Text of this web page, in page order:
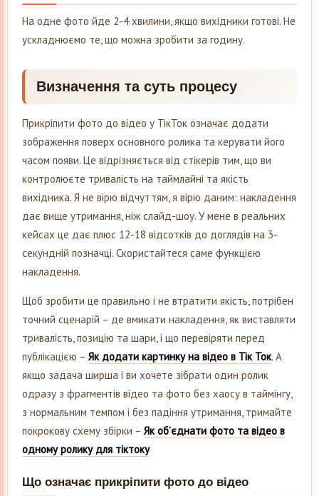
На одне фото йде 2-4 хвилини, якщо вихідники готові. Не
ускладнюємо те, що можна зробити за годину.
Визначення та суть процесу
Прикріпити фото до відео у ТікТок означає додати
зображення поверх основного ролика та керувати його
часом появи. Це відрізняється від стікерів тим, що ви
контролюєте тривалість на таймлайні та якість
вихідника. Я не вірю відчуттям, я вірю даним: накладення
дає вище утримання, ніж слайд-шоу. У мене в реальних
кейсах це дає плюс 12-18 відсотків до доглядів на 3-
секундній позначці. Скористайтеся саме функцією
накладення.
Щоб зробити це правильно і не втратити якість, потрібен
точний сценарій – де вмикати накладення, як виставляти
тривалість, позицію та шари, і що перевіряти перед
публікацією – Як додати картинку на відео в Тік Ток. А
якщо задача ширша і ви хочете зібрати один ролик
одразу з фрагментів відео та фото без хаосу в таймінгу,
з нормальним темпом і без падіння утримання, тримайте
покрокову схему збірки – Як об’єднати фото та відео в
одному ролику для тіктоку
Що означає прикріпити фото до відео